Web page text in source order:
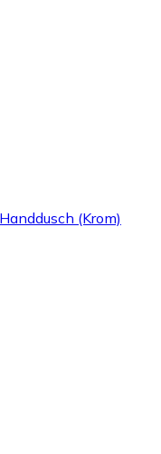
(Krom)